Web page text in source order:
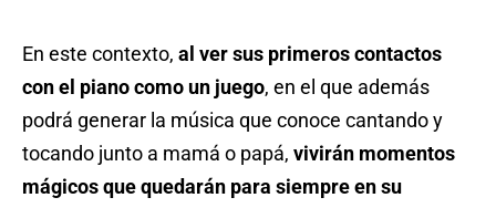
En este contexto, al ver sus primeros contactos
con el piano como un juego, en el que además
podrá generar la música que conoce cantando y
tocando junto a mamá o papá, vivirán momentos
mágicos que quedarán para siempre en su